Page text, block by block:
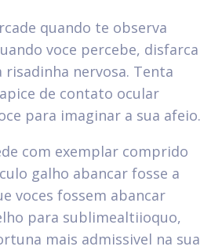
quando te observa
voce percebe, disfarca
risadinha nervosa. Tenta
de contato ocular
para imaginar a sua afeio.
com exemplar comprido
galho abancar fosse a
voces fossem abancar
para sublimealtiioquo,
mais admissivel na sua